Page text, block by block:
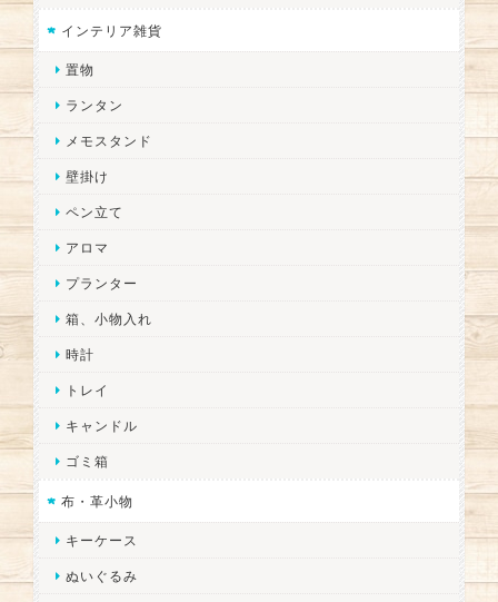
インテリア雑貨
置物
ランタン
メモスタンド
壁掛け
ペン立て
アロマ
プランター
箱、小物入れ
時計
トレイ
キャンドル
ゴミ箱
布・革小物
キーケース
ぬいぐるみ